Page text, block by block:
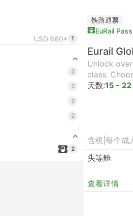
USD 680+ 1
2
2
2
2
2
铁路通票
EuRail Pass
Eurail
Unlock
class.
天数:15 -
含税 每个成
头等舱
查看详情